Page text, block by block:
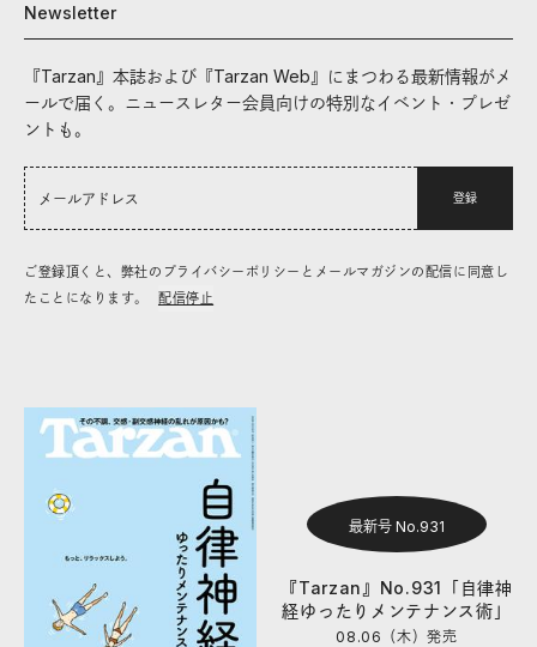
Newsletter
『Tarzan』本誌および『Tarzan Web』にまつわる最新情報がメ
ールで届く。ニュースレター会員向けの特別なイベント・プレゼ
ントも。
登録
ご登録頂くと、弊社のプライバシーポリシーとメールマガジンの配信に同意し
たことになります。
配信停止
最新号 No.931
『Tarzan』No.931「自律神
経ゆったりメンテナンス術」
08.06（木）発売